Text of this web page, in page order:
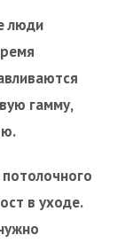
люди
гамму,
в уходе.